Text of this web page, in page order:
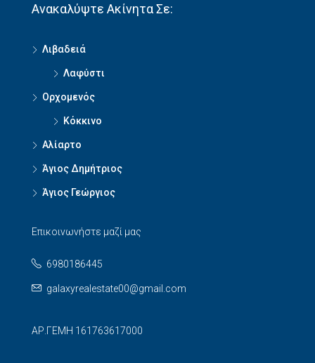
Ανακαλύψτε Ακίνητα Σε:
Λιβαδειά
Λαφύστι
Ορχομενός
Κόκκινο
Αλίαρτο
Άγιος Δημήτριος
Άγιος Γεώργιος
Επικοινωνήστε μαζί μας
6980186445
galaxyrealestate00@gmail.com
ΑΡ.ΓΕΜΗ 161763617000